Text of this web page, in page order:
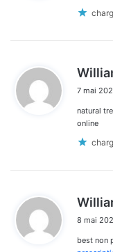
7 mai
natural
online
8 mai
best non